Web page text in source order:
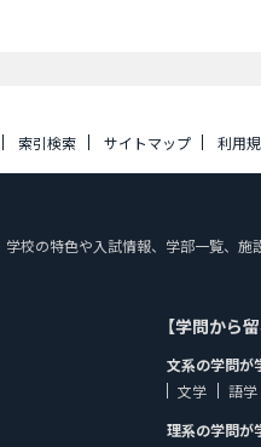
索引検索 サイトマップ 利用
校の特色や入試情報、学部一覧、
【学問から
文系の学問が
文学
語学
理系の学問が